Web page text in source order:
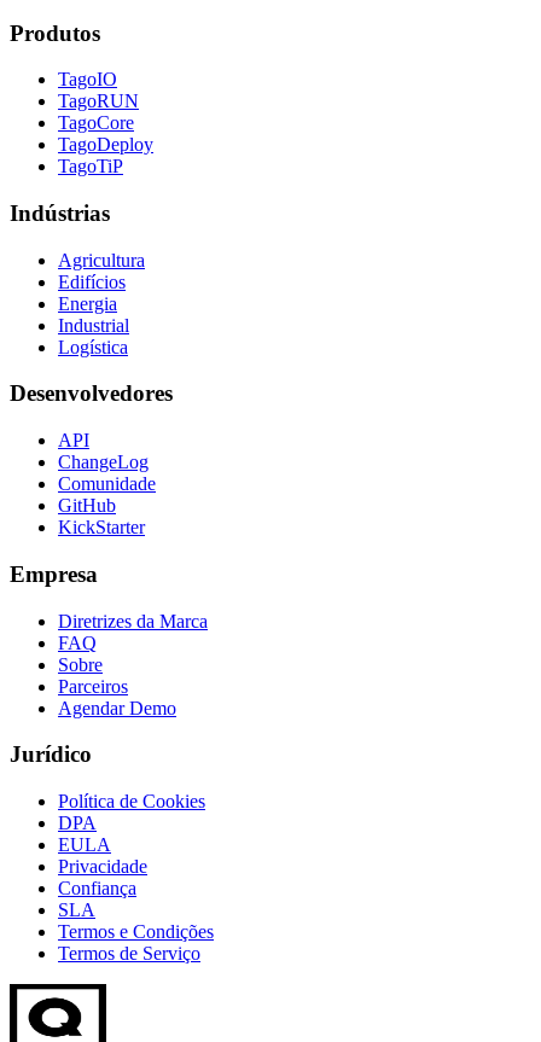
Produtos
TagoIO
TagoRUN
TagoCore
TagoDeploy
TagoTiP
Indústrias
Agricultura
Edifícios
Energia
Industrial
Logística
Desenvolvedores
API
ChangeLog
Comunidade
GitHub
KickStarter
Empresa
Diretrizes da Marca
FAQ
Sobre
Parceiros
Agendar Demo
Jurídico
Política de Cookies
DPA
EULA
Privacidade
Confiança
SLA
Termos e Condições
Termos de Serviço